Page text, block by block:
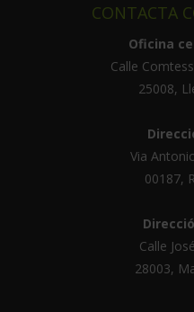
CONTACTA
Oficina
Calle
25008,
Via
00187,
Calle
28003,